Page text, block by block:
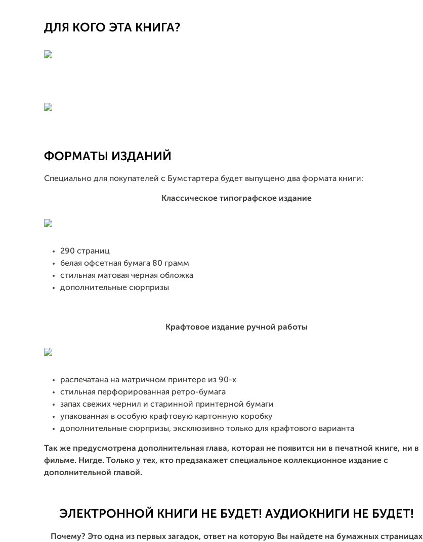
ДЛЯ КОГО ЭТА КНИГА?
ФОРМАТЫ ИЗДАНИЙ
Специально для покупателей с Бумстартера будет выпущено два формата книги:
Классическое типографское издание
290 страниц
белая офсетная бумага 80 грамм
стильная матовая черная обложка
дополнительные сюрпризы
Крафтовое издание ручной работы
распечатана на матричном принтере из 90-х
стильная перфорированная ретро-бумага
запах свежих чернил и старинной принтерной бумаги
упакованная в особую крафтовую картонную коробку
дополнительные сюрпризы, эксклюзивно только для крафтового варианта
Так же предусмотрена дополнительная глава, которая не появится ни в печатной книге, ни в
фильме. Нигде. Только у тех, кто предзакажет специальное коллекционное издание с
дополнительной главой.
ЭЛЕКТРОННОЙ КНИГИ НЕ БУДЕТ! АУДИОКНИГИ НЕ БУДЕТ!
Почему? Это одна из первых загадок, ответ на которую Вы найдете на бумажных страницах